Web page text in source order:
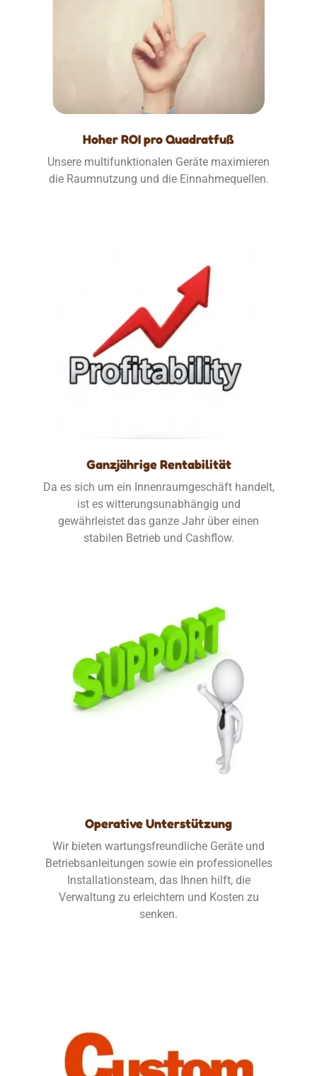
Hoher ROI pro Quadratfuß
Unsere multifunktionalen Geräte maximieren
die Raumnutzung und die Einnahmequellen.
Ganzjährige Rentabilität
Da es sich um ein Innenraumgeschäft handelt,
ist es witterungsunabhängig und
gewährleistet das ganze Jahr über einen
stabilen Betrieb und Cashflow.
Operative Unterstützung
Wir bieten wartungsfreundliche Geräte und
Betriebsanleitungen sowie ein professionelles
Installationsteam, das Ihnen hilft, die
Verwaltung zu erleichtern und Kosten zu
senken.